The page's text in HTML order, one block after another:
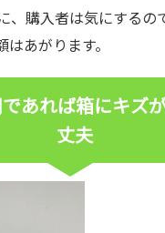
、購入者は気にするの
あがります。
あれば箱にキズ
丈夫